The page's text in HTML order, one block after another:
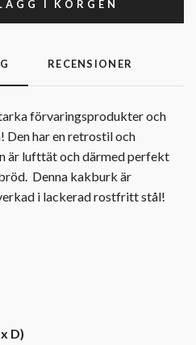
I KORGEN
RECENSIONER
förvaringsprodukter och
Den har en retrostil och
är lufttät och därmed perfekt
Denna kakburk är
i lackerad rostfritt stål!
D)